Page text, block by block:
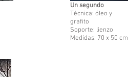
Un segundo
Técnica: óleo y
grafito
Soporte: lienzo
Medidas: 70 x 50 cm